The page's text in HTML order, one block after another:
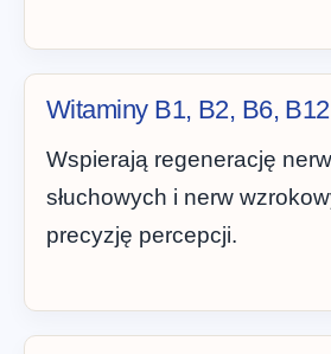
Witaminy B1, B2, B6, B12
Wspierają regenerację
słuchowych i nerw
precyzję percepcji.